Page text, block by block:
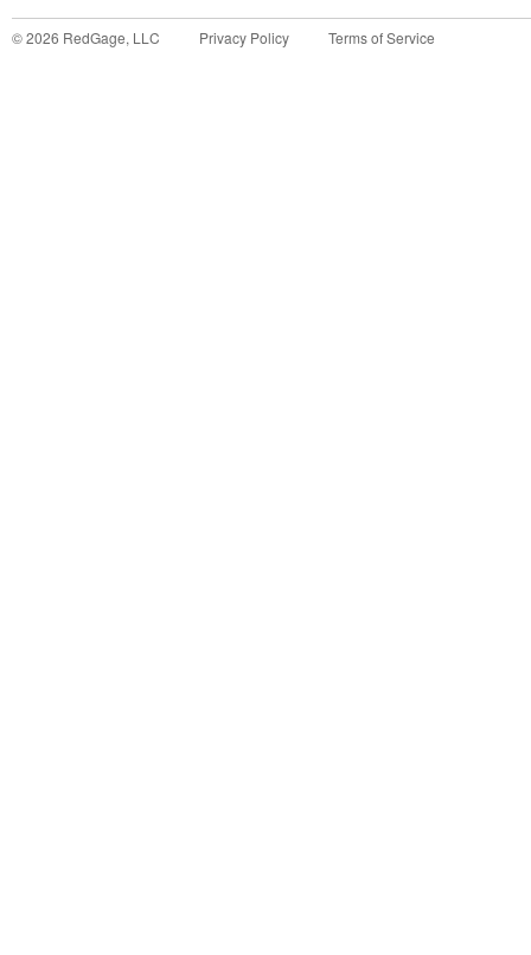
©2026 RedGage, LLC Privacy Policy Terms of Service